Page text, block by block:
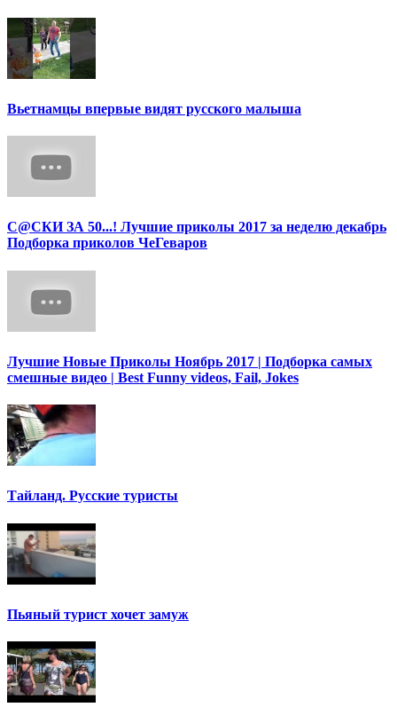
Вьетнамцы впервые видят русского малыша
С@СКИ ЗА 50...! Лучшие приколы 2017 за неделю декабрь
Подборка приколов ЧеГеваров
Лучшие Новые Приколы Ноябрь 2017 | Подборка самых
смешные видео | Best Funny videos, Fail, Jokes
Тайланд. Русские туристы
Пьяный турист хочет замуж